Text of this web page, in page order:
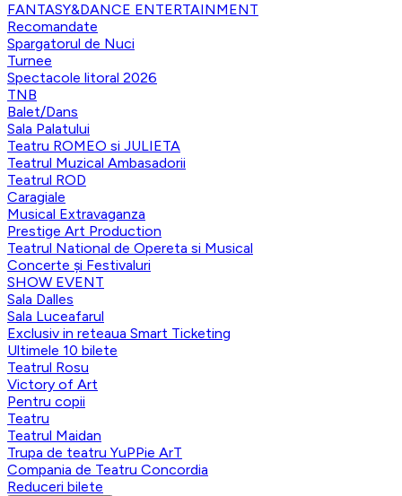
FANTASY&DANCE ENTERTAINMENT
Recomandate
Spargatorul de Nuci
Turnee
Spectacole litoral 2026
TNB
Balet/Dans
Sala Palatului
Teatru ROMEO si JULIETA
Teatrul Muzical Ambasadorii
Teatrul ROD
Caragiale
Musical Extravaganza
Prestige Art Production
Teatrul National de Opereta si Musical
Concerte și Festivaluri
SHOW EVENT
Sala Dalles
Sala Luceafarul
Exclusiv in reteaua Smart Ticketing
Ultimele 10 bilete
Teatrul Rosu
Victory of Art
Pentru copii
Teatru
Teatrul Maidan
Trupa de teatru YuPPie ArT
Compania de Teatru Concordia
Reduceri bilete